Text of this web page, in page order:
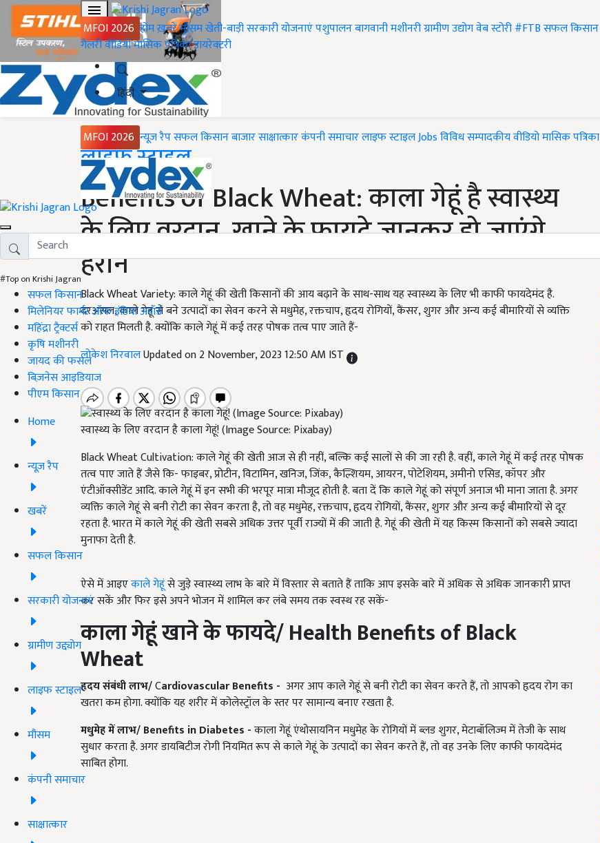
MFOI 2026 होमख़बरेंमौसमखेती-बाड़ीसरकारी योजनाएंपशुपालनबागवानीमशीनरीग्रामीण उद्योगवेब स्टोरी#FTBसफल किसान
गैलरीवीडियोमासिक पत्रिकाडायरेक्टरी
हिंदी
MFOI 2026 न्यूज़ रैपसफल किसानबाजारसाक्षात्कारकंपनी समाचारलाइफ स्टाइलJobsविविधसम्पादकीयवीडियोमासिक पत्रिका
#Top on Krishi Jagran
सफल किसान
मिलेनियर फार्मर ऑफ इंडिया अवॉर्ड
महिंद्रा ट्रैक्टर्स
कृषि मशीनरी
जायद की फसल
बिज़नेस आइडियाज
पीएम किसान
Home
न्यूज़ रैप
खबरें
सफल किसान
सरकारी योजनाएं
ग्रामीण उद्द्योग
लाइफ स्टाइल
मौसम
कंपनी समाचार
साक्षात्कार
Home
लाइफ स्टाइल
Benefits of Black Wheat: काला गेहूं है स्वास्थ्य
के लिए वरदान, खाने के फायदे जानकर हो जाएंगे
हैरान
Black Wheat Variety: काले गेहूं की खेती किसानों की आय बढ़ाने के साथ-साथ यह स्वास्थ्य के लिए भी काफी फायदेमंद है.
दरअसल, काले गेहूं से बने उत्पादों का सेवन करने से मधुमेह, रक्तचाप, हृदय रोगियों, कैंसर, शुगर और अन्य कई बीमारियों से व्यक्ति
को राहत मिलती है. क्योंकि काले गेहूं में कई तरह पोषक तत्व पाए जाते हैं-
लोकेश निरवालUpdated on 2 November, 2023 12:50 AM IST
स्वास्थ्य के लिए वरदान है काला गेहूं! (Image Source: Pixabay)
Black Wheat Cultivation: काले गेहूं की खेती आज से ही नहीं, बल्कि कई सालों से की जा रही है. वहीं, काले गेहूं में कई तरह पोषक
तत्व पाए जाते हैं जैसे कि-फाइबर, प्रोटीन, विटामिन, खनिज, जिंक, कैल्शियम, आयरन, पोटेशियम, अमीनो एसिड, कॉपर और
एंटीऑक्सीडेंट आदि. काले गेहूं में इन सभी की भरपूर मात्रा मौजूद होती है. बता दें कि काले गेहूं को संपूर्ण अनाज भी माना जाता है. अगर
व्यक्ति काले गेहूं से बनी रोटी का सेवन करता है, तो वह मधुमेह, रक्तचाप, हृदय रोगियों,कैंसर,शुगर और अन्य कई बीमारियों से दूर
रहता है. भारत में काले गेहूं की खेती सबसे अधिक उत्तर पूर्वी राज्यों में की जाती है. गेहूं की खेती में यह किस्म किसानों को सबसे ज्यादा
मुनाफा देती है.
ऐसे में आइएकाले गेहूंसे जुड़े स्वास्थ्य लाभ के बारे में विस्तार से बताते हैं ताकि आप इसके बारे में अधिक से अधिक जानकारी प्राप्त
कर सकें और फिर इसे अपने भोजन में शामिल कर लंबे समय तक स्वस्थ रह सकें-
काला गेहूं खाने के फायदे/Health Benefits of Black
Wheat
हृदय संबंधी लाभ/Cardiovascular Benefits - अगर आप काले गेहूं से बनी रोटी का सेवन करते हैं, तो आपको हृदय रोग का
खतरा कम होगा. क्योंकि यह शरीर में कोलेस्ट्रॉल के स्तर पर सामान्य बनाए रखता है.
मधुमेह में लाभ/Benefits in Diabetes -काला गेहूं एंथोसायनिन मधुमेह के रोगियों में ब्लड शुगर, मेटाबॉलिज्म में तेजी के साथ
सुधार करता है. अगर डायबिटीज रोगी नियमित रूप से काले गेहूं के उत्पादों का सेवन करते हैं, तो वह उनके लिए काफी फायदेमंद
साबित होगा.